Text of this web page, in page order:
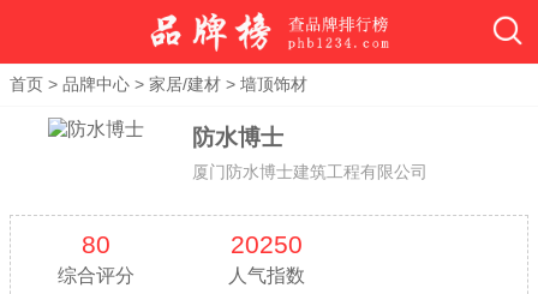
首页 > 品牌中心 > 家居/建材 > 墙顶饰材
防水博士
厦门防水博士建筑工程有限公司
80
综合评分
20250
人气指数